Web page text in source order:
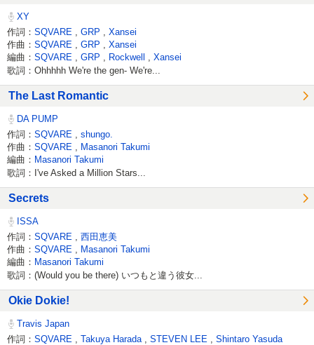
XY
作詞： SQVARE GRP
Xansei
作曲： SQVARE GRP
Xansei
編曲： SQVARE GRP Rockwell Xansei
歌詞：Ohhhhh We're the gen- We're...
The Last Romantic
DA PUMP
作詞： SQVARE
shungo.
作曲： SQVARE
Masanori Takumi
編曲： Masanori Takumi
歌詞：I've Asked a Million Stars...
Secrets
ISSA
作詞： SQVARE
西田恵美
作曲： SQVARE
Masanori Takumi
編曲： Masanori Takumi
歌詞：(Would you be there) いつもと違う彼女...
Okie Dokie!
Travis Japan
作詞： SQVARE Takuya Harada STEVEN LEE
Shintaro Yasuda